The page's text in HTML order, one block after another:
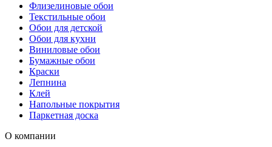
Флизелиновые обои
Текстильные обои
Обои для детской
Обои для кухни
Виниловые обои
Бумажные обои
Краски
Лепнина
Клей
Напольные покрытия
Паркетная доска
О компании